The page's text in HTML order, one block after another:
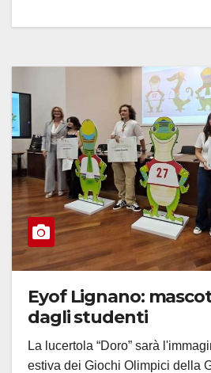
Eyof Lignano:
dagli studenti
La lucertola “Doro” sarà
estiva dei Giochi Olimpici della